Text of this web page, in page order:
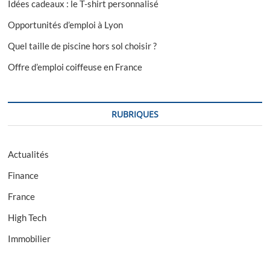
Idées cadeaux : le T-shirt personnalisé
Opportunités d’emploi à Lyon
Quel taille de piscine hors sol choisir ?
Offre d’emploi coiffeuse en France
RUBRIQUES
Actualités
Finance
France
High Tech
Immobilier